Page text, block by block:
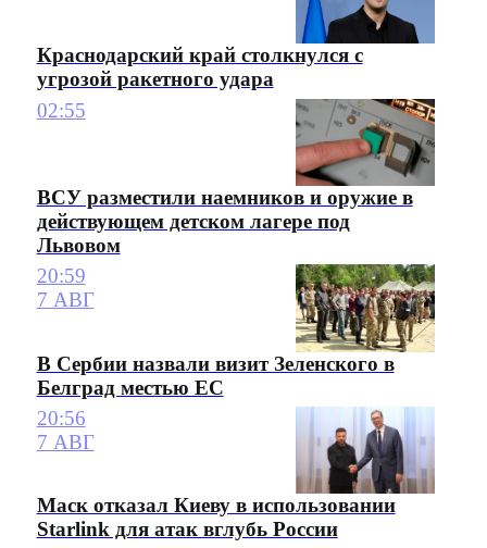
Краснодарский край столкнулся с
угрозой ракетного удара
02:55
ВСУ разместили наемников и оружие в
действующем детском лагере под
Львовом
20:59
7 АВГ
В Сербии назвали визит Зеленского в
Белград местью ЕС
20:56
7 АВГ
Маск отказал Киеву в использовании
Starlink для атак вглубь России